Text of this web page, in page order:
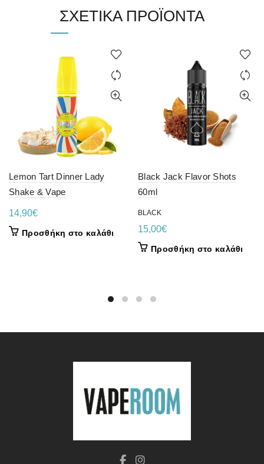
ΣΧΕΤΙΚΆ ΠΡΟΪΌΝΤΑ
Lemon Tart Dinner Lady
Shake & Vape
14,90€
Προσθήκη στο καλάθι
Black Jack Flavor Shots
60ml
BLACK
15,00€
Προσθήκη στο καλάθι